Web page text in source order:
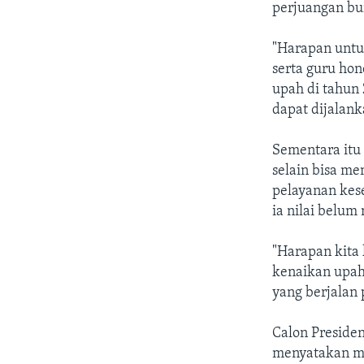
perjuangan
"Harapan
serta guru
upah di tahun
dapat
Sementara
selain bisa
pelayanan
ia nilai belum
"Harapan kita
kenaikan
yang berjalan
Calon
menyatakan